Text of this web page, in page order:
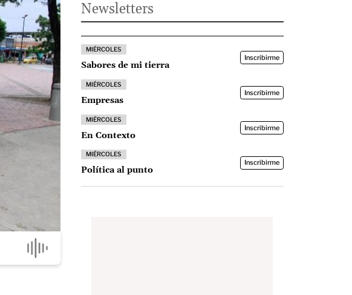
Newsletters
MIÉRCOLES
Sabores de mi tierra
Inscribirme
MIÉRCOLES
Empresas
Inscribirme
MIÉRCOLES
En Contexto
Inscribirme
MIÉRCOLES
Política al punto
Inscribirme